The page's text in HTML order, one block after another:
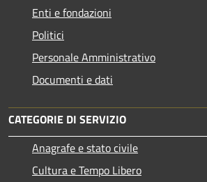
Enti e fondazioni
Politici
Personale Amministrativo
Documenti e dati
CATEGORIE DI SERVIZIO
Anagrafe e stato civile
Cultura e Tempo Libero